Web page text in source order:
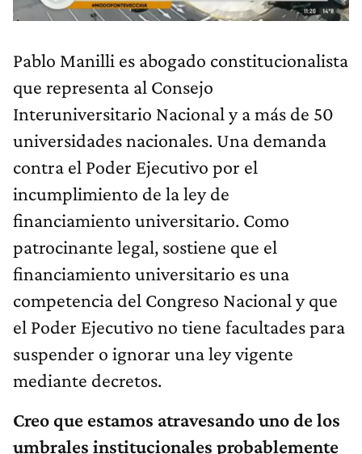
Pablo Manilli es abogado constitucionalista
que representa al Consejo
Interuniversitario Nacional y a más de 50
universidades nacionales. Una demanda
contra el Poder Ejecutivo por el
incumplimiento de la ley de
financiamiento universitario. Como
patrocinante legal, sostiene que el
financiamiento universitario es una
competencia del Congreso Nacional y que
el Poder Ejecutivo no tiene facultades para
suspender o ignorar una ley vigente
mediante decretos.
Creo que estamos atravesando uno de los
umbrales institucionales probablemente